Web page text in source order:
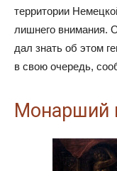
территории
лишнего внимания.
дал знать об этом
в свою очередь,
Монарший